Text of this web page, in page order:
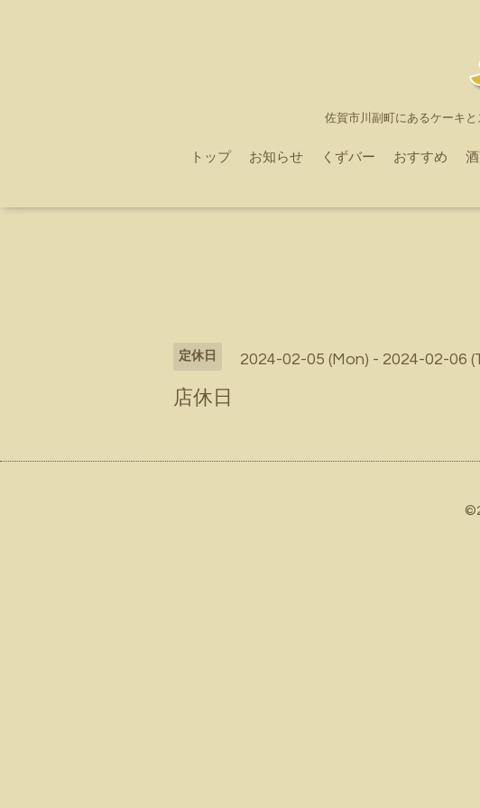
佐賀市川副町にあるケーキ
トップ お知らせ くずバー おすすめ
定休日 2024-02-05 (Mon) - 2024-02-06
店休日